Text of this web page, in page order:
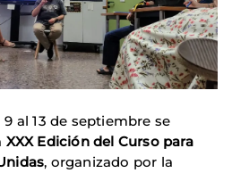
al 13 de septiembre se
XXX Edición del Curso para
, organizado por la